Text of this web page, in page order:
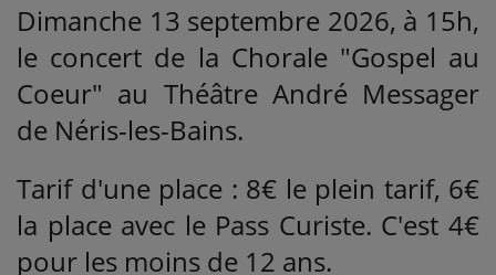
Titres diffusés
Se connecter
Dimanche 13 septembre 2026, à 15h,
le concert de la Chorale "Gospel au
Coeur" au Théâtre André Messager
de Néris-les-Bains.
Tarif d'une place : 8€ le plein tarif, 6€
la place avec le Pass Curiste. C'est 4€
pour les moins de 12 ans.